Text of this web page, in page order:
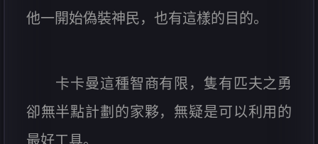
他一開始偽裝神民，也有這樣的目的。
卡卡曼這種智商有限，隻有匹夫之勇
卻無半點計劃的家夥，無疑是可以利用的
最好工具。